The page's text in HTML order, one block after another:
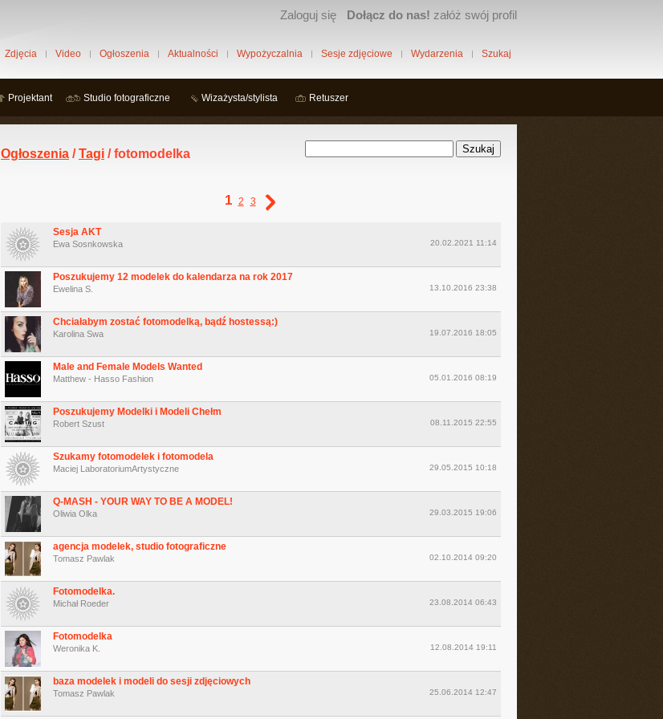
Zaloguj się Dołącz do nas! załóż swój profil
Zdjęcia Video Ogłoszenia Aktualności Wypożyczalnia Sesje zdjęciowe Wydarzenia Szukaj
Projektant Studio fotograficzne Wizażysta/stylista Retuszer
Ogłoszenia /Tagi / fotomodelka
1 2 3
Sesja AKT
20.02.2021 11:14
Ewa Sosnkowska
Poszukujemy 12 modelek do kalendarza na rok 2017
13.10.2016 23:38
Ewelina S.
Chciałabym zostać fotomodelką, bądź hostessą:)
19.07.2016 18:05
Karolina Swa
Male and Female Models Wanted
05.01.2016 08:19
Matthew - Hasso Fashion
Poszukujemy Modelki i Modeli Chełm
08.11.2015 22:55
Robert Szust
Szukamy fotomodelek i fotomodela
29.05.2015 10:18
Maciej LaboratoriumArtystyczne
Q-MASH - YOUR WAY TO BE A MODEL!
29.03.2015 19:06
Oliwia Olka
agencja modelek, studio fotograficzne
02.10.2014 09:20
Tomasz Pawlak
Fotomodelka.
23.08.2014 06:43
Michał Roeder
Fotomodelka
12.08.2014 19:11
Weronika K.
baza modelek i modeli do sesji zdjęciowych
25.06.2014 12:47
Tomasz Pawlak